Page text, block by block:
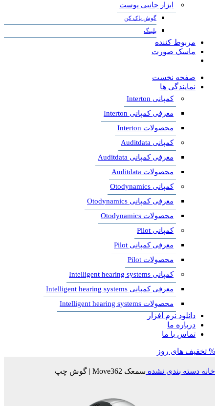
ابزار جانبی پوست
گوش پاک کن
پلینگ
مربوط کننده
ماسک صورت
صفحه نخست
نمایندگی ها
کمپانی Interton
معرفی کمپانی Interton
محصولات Interton
کمپانی Auditdata
معرفی کمپانی Auditdata
محصولات Auditdata
کمپانی Otodynamics
معرفی کمپانی Otodynamics
محصولات Otodynamics
کمپانی Pilot
معرفی کمپانی Pilot
محصولات Pilot
کمپانی Intelligent hearing systems
معرفی کمپانی Intelligent hearing systems
محصولات Intelligent hearing systems
دانلود نرم افزار
درباره ما
تماس با ما
% تخفیف های روز
خانه دسته بندی نشده سمعک Move362 | گوش چپ